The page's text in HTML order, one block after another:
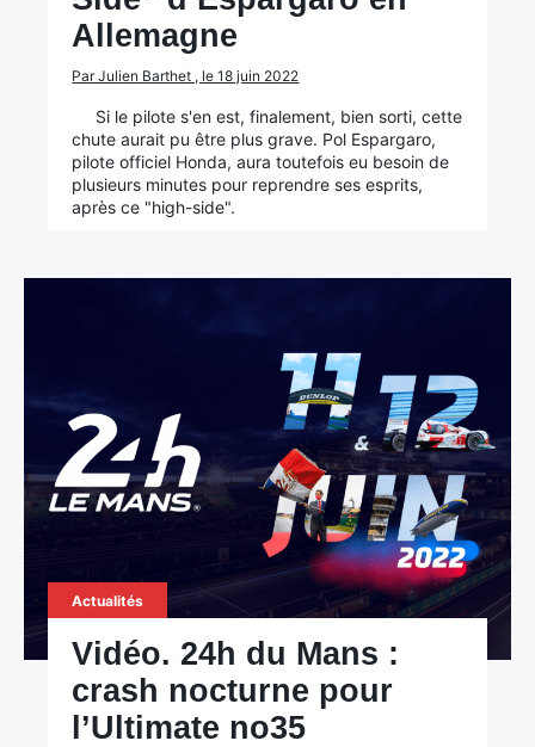
Allemagne
Par Julien Barthet , le 18 juin 2022
Si le pilote s'en est, finalement, bien sorti, cette
chute aurait pu être plus grave. Pol Espargaro,
pilote officiel Honda, aura toutefois eu besoin de
plusieurs minutes pour reprendre ses esprits,
après ce "high-side".
Actualités
Vidéo. 24h du Mans :
crash nocturne pour
l’Ultimate no35